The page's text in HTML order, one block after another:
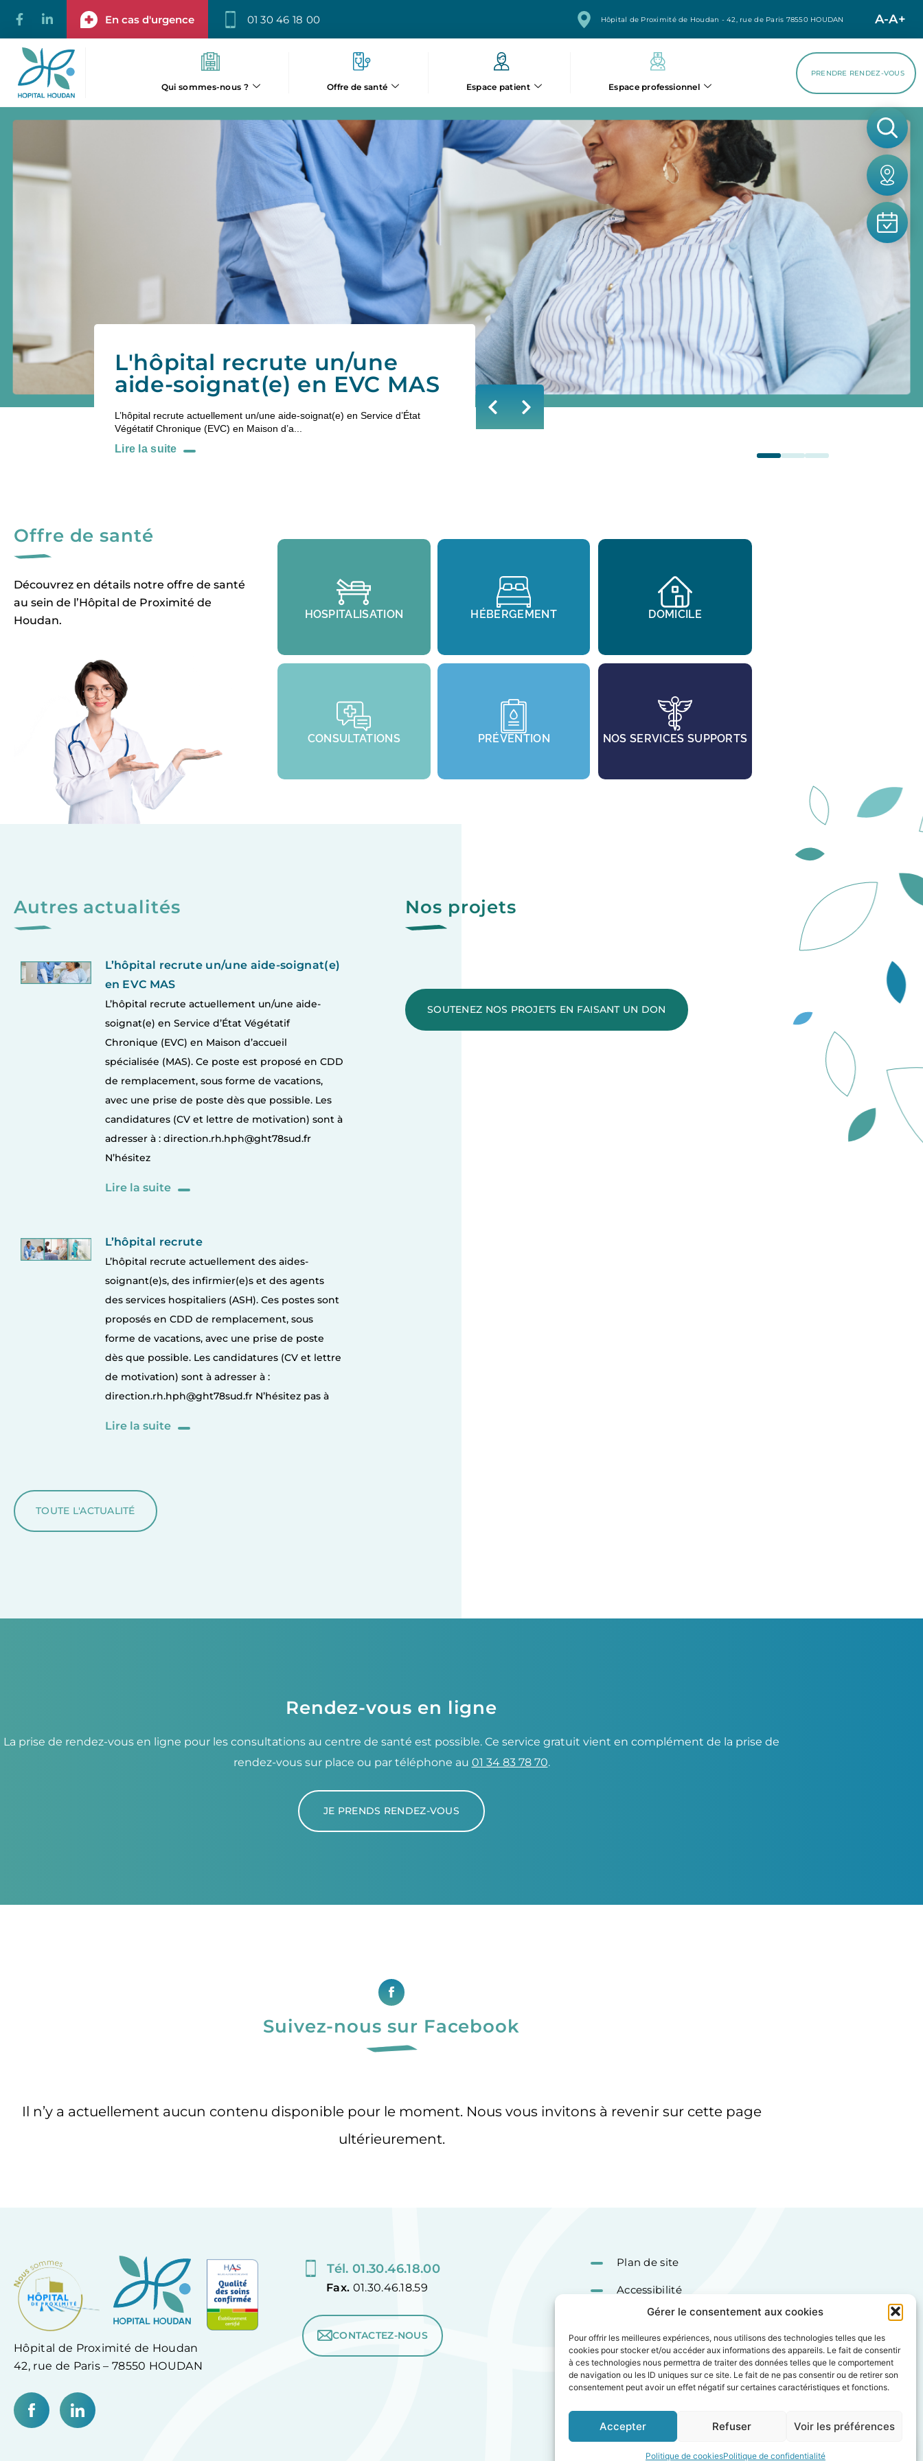
Gérer le consentement aux cookies
Pour offrir les meilleures expériences, nous utilisons des technologies telles que les
cookies pour stocker et/ou accéder aux informations des appareils. Le fait de consentir
à ces technologies nous permettra de traiter des données telles que le comportement
de navigation ou les ID uniques sur ce site. Le fait de ne pas consentir ou de retirer son
consentement peut avoir un effet négatif sur certaines caractéristiques et fonctions.
Accepter Refuser Voir les préférences
Politique de cookiesPolitique de confidentialité
En cas d'urgence 01 30 46 18 00 Hôpital de Proximité de Houdan - 42, rue de Paris 78550 HOUDAN A-A+
Qui sommes-nous ? Offre de santé Espace patient Espace professionnel
PRENDRE RENDEZ-VOUS
L’hôpital recrute
L’hôpital recrute actuellement des aides-soignant(e)s, des infirmier(e)s et des
Lire la suite
Découvrez en détails notre offre de santé
au sein de l’Hôpital de Proximité de
Houdan.
HOSPITALISATION
CONSULTATIONS
HÉBERGEMENT
PRÉVENTION
DOMICILE
NOS SERVICES SUPPORTS
en EVC MAS
L’hôpital recrute actuellement un/une aide-
soignat(e) en Service d’État Végétatif
Chronique (EVC) en Maison d’accueil
spécialisée (MAS). Ce poste est proposé en CDD
de remplacement, sous forme de vacations,
avec une prise de poste dès que possible. Les
candidatures (CV et lettre de motivation) sont à
adresser à : direction.rh.hph@ght78sud.fr
N’hésitez
L’hôpital recrute actuellement des aides-
soignant(e)s, des infirmier(e)s et des agents
des services hospitaliers (ASH). Ces postes sont
proposés en CDD de remplacement, sous
forme de vacations, avec une prise de poste
dès que possible. Les candidatures (CV et lettre
de motivation) sont à adresser à :
direction.rh.hph@ght78sud.fr N’hésitez pas à
TOUTE L'ACTUALITÉ
SOUTENEZ NOS PROJETS EN FAISANT UN DON
La prise de rendez-vous en ligne pour les consultations au centre de santé est possible. Ce service gratuit vient en complément de la prise de
rendez-vous sur place ou par téléphone au01 34 83 78 70.
JE PRENDS RENDEZ-VOUS
Suivez-nous sur Facebook
ultérieurement.
Hôpital de Proximité de Houdan
42, rue de Paris – 78550 HOUDAN
Fax.01.30.46.18.59
CONTACTEZ-NOUS
Accessibilité
Mentions légales
Création Agence MagicWeb